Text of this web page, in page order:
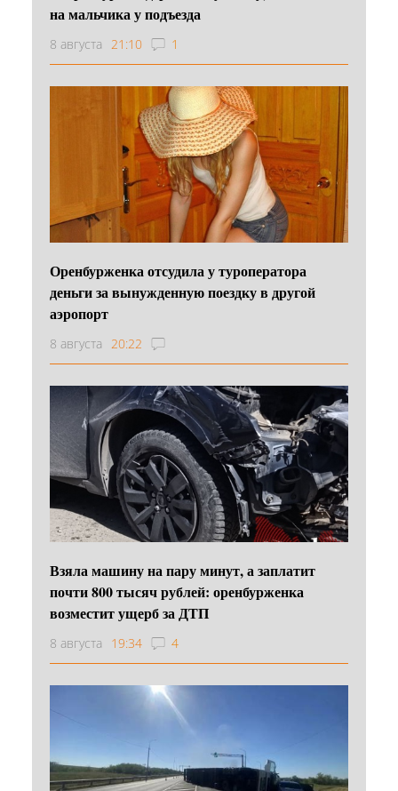
на мальчика у подъезда
8 августа 21:10 1
Оренбурженка отсудила у туроператора
деньги за вынужденную поездку в другой
аэропорт
8 августа 20:22
Взяла машину на пару минут, а заплатит
почти 800 тысяч рублей: оренбурженка
возместит ущерб за ДТП
8 августа 19:34 4